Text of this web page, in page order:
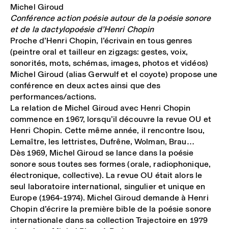
Michel Giroud
Conférence action poésie autour de la poésie sonore
et de la dactylopoésie d’Henri Chopin
Proche d’Henri Chopin, l’écrivain en tous genres
(peintre oral et tailleur en zigzags: gestes, voix,
sonorités, mots, schémas, images, photos et vidéos)
Michel Giroud (alias Gerwulf et el coyote) propose une
conférence en deux actes ainsi que des
performances/actions.
La relation de Michel Giroud avec Henri Chopin
commence en 1967, lorsqu’il découvre la revue OU et
Henri Chopin. Cette même année, il rencontre Isou,
Lemaître, les lettristes, Dufrêne, Wolman, Brau…
Dès 1969, Michel Giroud se lance dans la poésie
sonore sous toutes ses formes (orale, radiophonique,
électronique, collective). La revue OU était alors le
seul laboratoire international, singulier et unique en
Europe (1964-1974). Michel Giroud demande à Henri
Chopin d’écrire la première bible de la poésie sonore
internationale dans sa collection Trajectoire en 1979